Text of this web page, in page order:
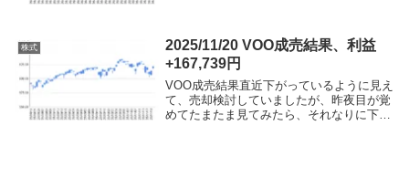
価格...
株式
2025/11/20 VOO成売結果、利益
+167,739円
VOO成売結果直近下がっているように見え
て、売却検討していましたが、昨夜目が覚
めてたまたま見てみたら、それなりに下が